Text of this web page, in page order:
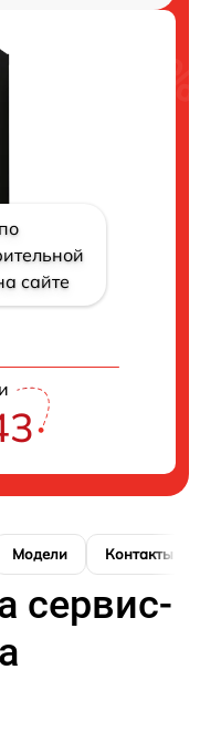
сайте
Модели Контакты
сервис-